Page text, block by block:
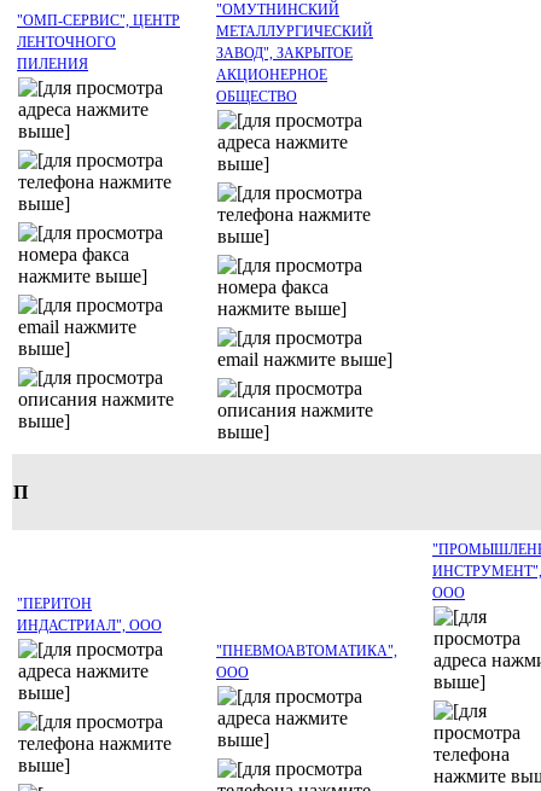
"ОМП-СЕРВИС", ЦЕНТР
ЛЕНТОЧНОГО
ПИЛЕНИЯ
"ОМУТНИНСКИЙ
МЕТАЛЛУРГИЧЕСКИЙ
ЗАВОД", ЗАКРЫТОЕ
АКЦИОНЕРНОЕ
ОБЩЕСТВО
П
"ПЕРИТОН
ИНДАСТРИАЛ", ООО
"ПНЕВМОАВТОМАТИКА",
ООО
ИНСТРУМЕНТ",
ООО